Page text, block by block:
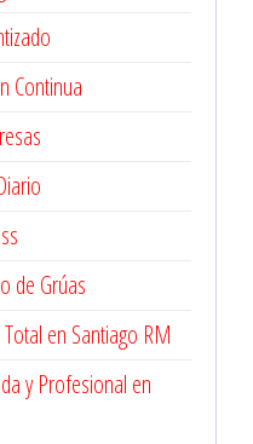
Continua
de Grúas
en Santiago RM
y Profesional en